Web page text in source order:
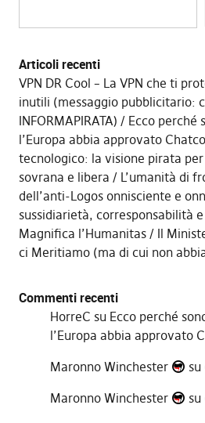
Articoli recenti
VPN DR Cool – La VPN che ti
inutili (messaggio pubblicitario:
INFORMAPIRATA)
Ecco perché
l’Europa abbia approvato
tecnologico: la visione pirata per
sovrana e libera
L’umanità di
dell’anti-Logos onnisciente e
sussidiarietà, corresponsabilità
Magnifica l’Humanitas
Il
ci Meritiamo (ma di cui non
Commenti recenti
HorreC su Ecco perché
l’Europa abbia approvato
Maronno Winchester
su
Maronno Winchester
su